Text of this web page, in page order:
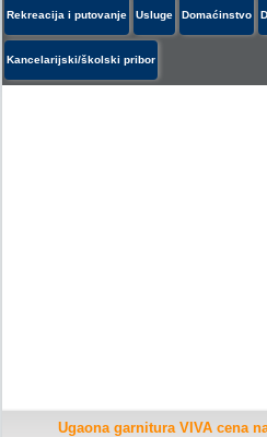
Rekreacija i putovanje Usluge Domaćinstvo
Kancelarijski/školski pribor
Ugaona garnitura VIVA cena